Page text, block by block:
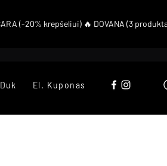
Duk El. Kuponas